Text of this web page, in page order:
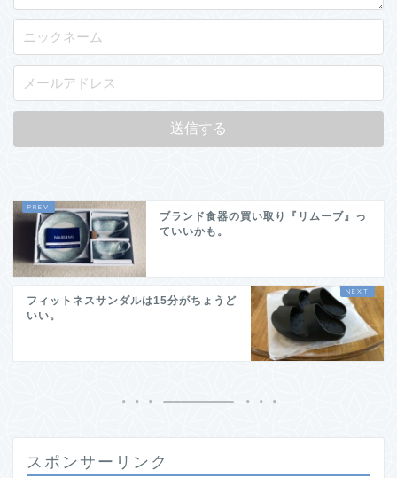
ブランド食器の買い取り『リムーブ』っ
ていいかも。
フィットネスサンダルは15分がちょうど
いい。
スポンサーリンク